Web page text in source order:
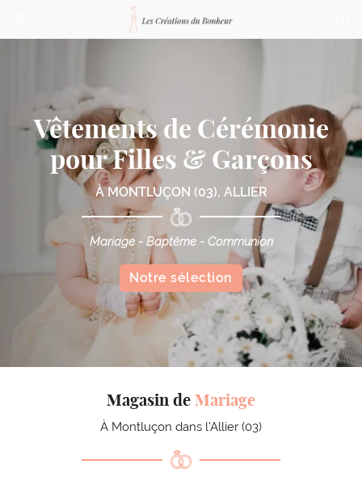
76 bis Boulevard de Courtais
Adresse email de réception
Rafraîchir le captcha
En cochant cette case, vous consentez à recevoir nos propositions commerciales à
l'adresse email indiqué ci-dessus. Vous pouvez vous désinscrire à tout moment en
Les Créations du Bonheur
Boutique de mariage à Montluçon dans l'Allier (03)
Robe de mariée - Costumes de mariageTenues de soirées -
Chapeaux - Accessoires
ELLE
LUI
Magasin de Mariage
À Montluçon dans l'Allier (03)